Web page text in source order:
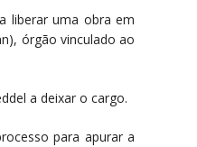
liberar uma obra em
órgão vinculado ao
a deixar o cargo.
para apurar a